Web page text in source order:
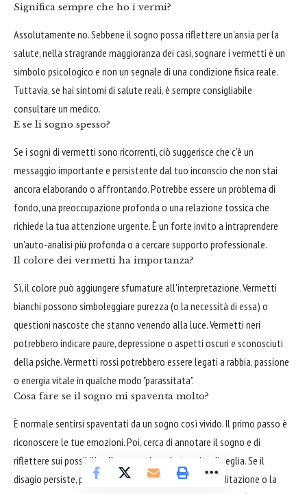
Significa sempre che ho i vermi?
Assolutamente no. Sebbene il sogno possa riflettere un'ansia per la
salute, nella stragrande maggioranza dei casi, sognare i vermetti è un
simbolo psicologico e non un segnale di una condizione fisica reale.
Tuttavia, se hai sintomi di salute reali, è sempre consigliabile
consultare un medico.
E se li sogno spesso?
Se i sogni di vermetti sono ricorrenti, ciò suggerisce che c'è un
messaggio importante e persistente dal tuo inconscio che non stai
ancora elaborando o affrontando. Potrebbe essere un problema di
fondo, una preoccupazione profonda o una relazione tossica che
richiede la tua attenzione urgente. È un forte invito a intraprendere
un'auto-analisi più profonda o a cercare supporto professionale.
Il colore dei vermetti ha importanza?
Sì, il colore può aggiungere sfumature all'interpretazione. Vermetti
bianchi possono simboleggiare purezza (o la necessità di essa) o
questioni nascoste che stanno venendo alla luce. Vermetti neri
potrebbero indicare paure, depressione o aspetti oscuri e sconosciuti
della psiche. Vermetti rossi potrebbero essere legati a rabbia, passione
o energia vitale in qualche modo "parassitata".
Cosa fare se il sogno mi spaventa molto?
È normale sentirsi spaventati da un sogno così vivido. Il primo passo è
riconoscere le tue emozioni. Poi, cerca di annotare il sogno e di
riflettere sui possibili collegamenti con la tua vita di veglia. Se il
disagio persiste, pratiche di rilassamento come la meditazione o la